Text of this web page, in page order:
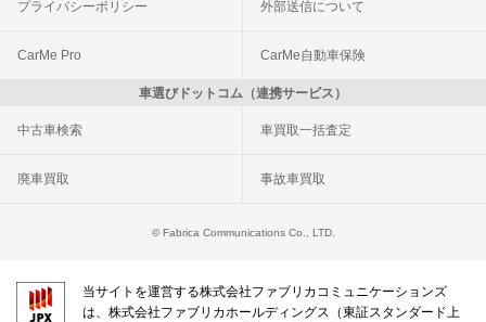
プライバシーポリシー 外部送信について
CarMe Pro CarMe自動車保険
車選びドットコム（連携サービス）
中古車検索 車買取一括査定
廃車買取 事故車買取
© Fabrica Communications Co., LTD.
当サイトを運営する株式会社ファブリカコミュニケーションズ
は、株式会社ファブリカホールディングス（東証スタンダード上